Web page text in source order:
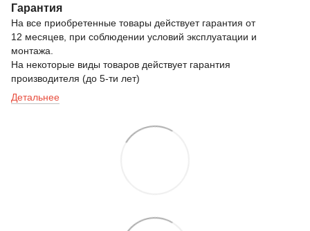
Гарантия
На все приобретенные товары действует гарантия от
12 месяцев, при соблюдении условий эксплуатации и
монтажа.
На некоторые виды товаров действует гарантия
производителя (до 5-ти лет)
Детальнее